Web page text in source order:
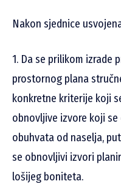
Nakon sjednice
1. Da se prilikom izrade
prostornog plana
konkretne kriterije koji
obnovljive izvore koji
obuhvata od naselja,
se obnovljivi izvori
lošijeg boniteta.